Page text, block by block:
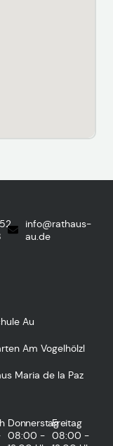
info@rathaus-
au.de
Au
Am Vogelhölzl
Maria de la Paz
Donnerstag
08:00 -
Freitag
08:00 -